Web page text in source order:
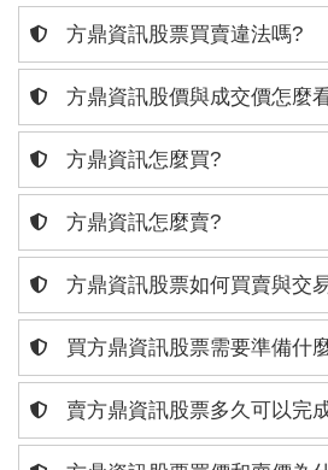
方鼎資訊股票買賣違法嗎?
方鼎資訊股價與成交價怎麼
方鼎資訊怎麼買?
方鼎資訊怎麼賣?
方鼎資訊股票如何買賣與交
買方鼎資訊股票需要準備什
賣方鼎資訊股票多久可以完